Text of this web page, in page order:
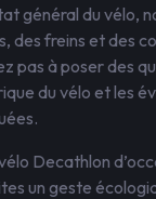
général du vélo,
des freins et des
pas à poser des
du vélo et les
Decathlon
un geste